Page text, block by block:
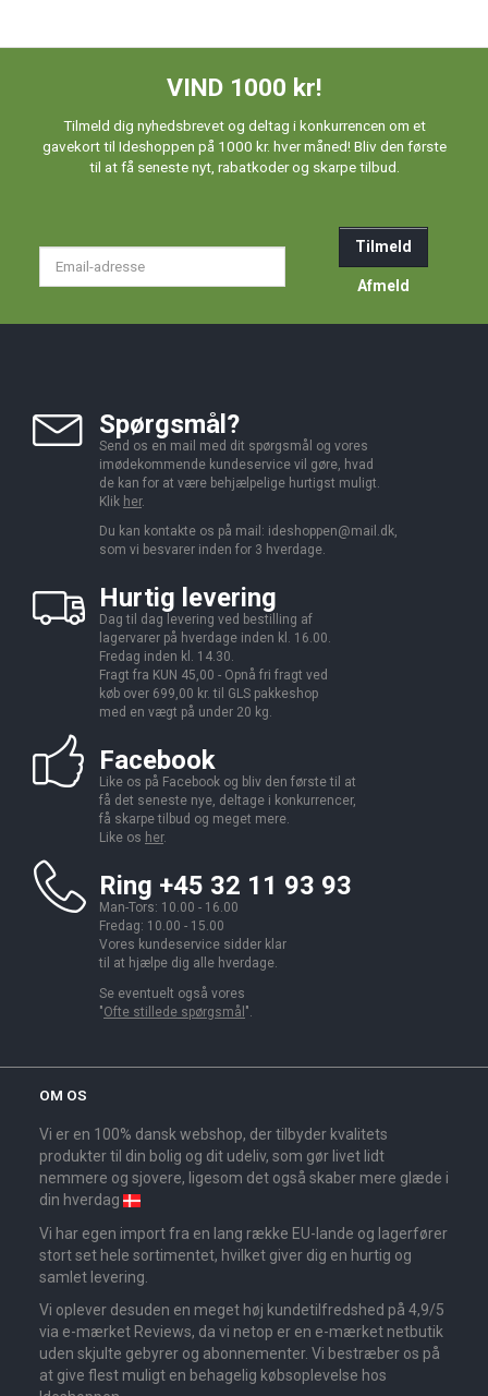
VIND 1000 kr!
Tilmeld dig nyhedsbrevet og deltag i konkurrencen om et
gavekort til Ideshoppen på 1000 kr. hver måned! Bliv den første
til at få seneste nyt, rabatkoder og skarpe tilbud.
Tilmeld
Afmeld
Spørgsmål?
Send os en mail med dit spørgsmål og vores
imødekommende kundeservice vil gøre, hvad
de kan for at være behjælpelige hurtigst muligt.
Klik her.
Du kan kontakte os på mail: ideshoppen@mail.dk,
som vi besvarer inden for 3 hverdage.
Hurtig levering
Dag til dag levering ved bestilling af
lagervarer på hverdage inden kl. 16.00.
Fredag inden kl. 14.30.
Fragt fra KUN 45,00 - Opnå fri fragt ved
køb over 699,00 kr. til GLS pakkeshop
med en vægt på under 20 kg.
Facebook
Like os på Facebook og bliv den første til at
få det seneste nye, deltage i konkurrencer,
få skarpe tilbud og meget mere.
Like os her.
Ring +45 32 11 93 93
Man-Tors: 10.00 - 16.00
Fredag: 10.00 - 15.00
Vores kundeservice sidder klar
til at hjælpe dig alle hverdage.
Se eventuelt også vores
"Ofte stillede spørgsmål ".
OM OS
Vi er en 100% dansk webshop, der tilbyder kvalitets
produkter til din bolig og dit udeliv, som gør livet lidt
nemmere og sjovere, ligesom det også skaber mere glæde i
din hverdag
Vi har egen import fra en lang række EU-lande og lagerfører
stort set hele sortimentet, hvilket giver dig en hurtig og
samlet levering.
Vi oplever desuden en meget høj kundetilfredshed på 4,9/5
via e-mærket Reviews, da vi netop er en e-mærket netbutik
uden skjulte gebyrer og abonnementer. Vi bestræber os på
at give flest muligt en behagelig købsoplevelse hos